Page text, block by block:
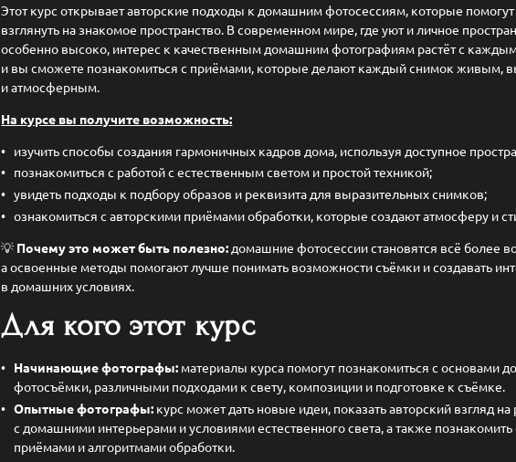
Этот курс открывает авторские подходы к домашним фотосессиям, которые
взглянуть на знакомое пространство. В современном мире, где уют и личное
особенно высоко, интерес к качественным домашним фотографиям растёт с
и вы сможете познакомиться с приёмами, которые делают каждый снимок живым,
и атмосферным.
На курсе вы получите возможность:
изучить способы создания гармоничных кадров дома, используя доступное
познакомиться с работой с естественным светом и простой техникой;
увидеть подходы к подбору образов и реквизита для выразительных снимков;
ознакомиться с авторскими приёмами обработки, которые создают атмосферу и
💡 Почему это может быть полезно: домашние фотосессии становятся всё более
а освоенные методы помогают лучше понимать возможности съёмки и создавать
в домашних условиях.
Для кого этот курс
Начинающие фотографы: материалы курса помогут познакомиться с основами
фотосъёмки, различными подходами к свету, композиции и подготовке к съёмке.
Опытные фотографы: курс может дать новые идеи, показать авторский взгляд на
с домашними интерьерами и условиями естественного света, а также
приёмами и алгоритмами обработки.